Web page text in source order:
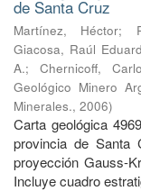
de Santa Cruz
Martínez, Héctor;
Giacosa, Raúl
A.; Chernicoff,
Geológico Minero
Minerales., 2006)
Carta geológica
provincia de Santa
proyección Gauss-
Incluye cuadro